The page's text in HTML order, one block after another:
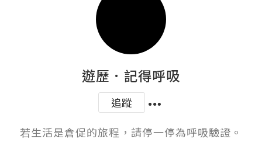
遊歷．記得呼吸
追蹤
若生活是倉促的旅程，請停一停為呼吸驗證。